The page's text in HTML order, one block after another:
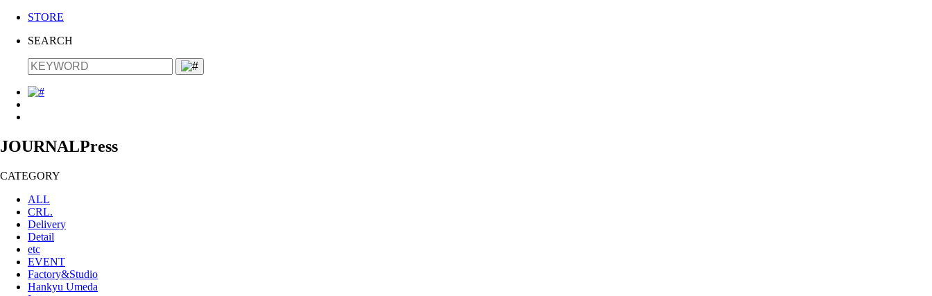
STORE
SEARCH
JOURNALPress
CATEGORY
ALL
CRL.
Delivery
Detail
etc
EVENT
Factory&Studio
Hankyu Umeda